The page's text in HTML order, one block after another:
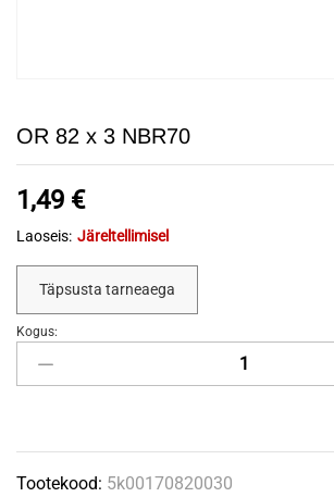
OR 82 x 3 NBR70
1,49 €
Laoseis: Järeltellimisel
Täpsusta tarneaega
OR
NBR70
quantity
Kogus:
Tootekood: 5k00170820030